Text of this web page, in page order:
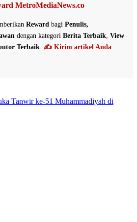
MetroMediaNews.co
Reward bagi Penulis,
dengan kategori Berita Terbaik View
Terbaik ✍️ Kirim artikel Anda
Tanwir ke-51 Muhammadiyah di